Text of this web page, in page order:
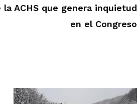
la ACHS que genera inquietud
en el Congreso